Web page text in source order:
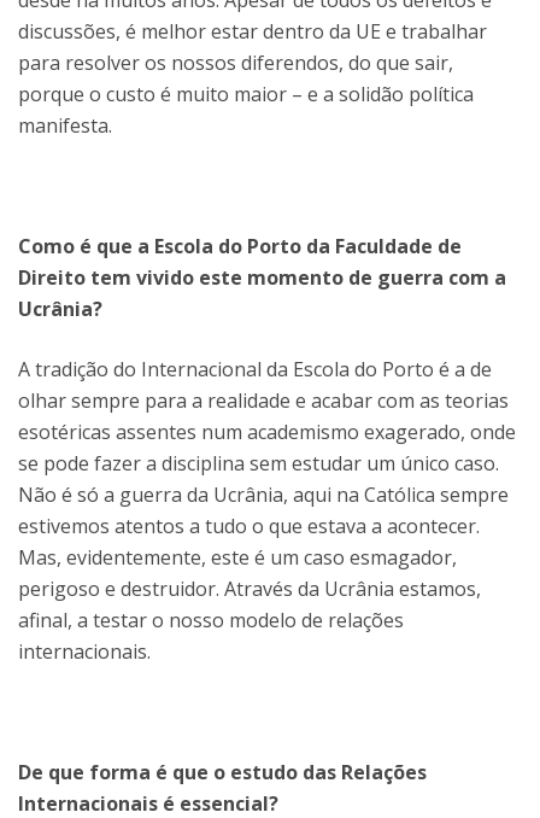
discussões, é melhor estar dentro da UE e trabalhar
para resolver os nossos diferendos, do que sair,
porque o custo é muito maior – e a solidão política
manifesta.
Como é que a Escola do Porto da Faculdade de
Direito tem vivido este momento de guerra com a
Ucrânia?
A tradição do Internacional da Escola do Porto é a de
olhar sempre para a realidade e acabar com as teorias
esotéricas assentes num academismo exagerado, onde
se pode fazer a disciplina sem estudar um único caso.
Não é só a guerra da Ucrânia, aqui na Católica sempre
estivemos atentos a tudo o que estava a acontecer.
Mas, evidentemente, este é um caso esmagador,
perigoso e destruidor. Através da Ucrânia estamos,
afinal, a testar o nosso modelo de relações
internacionais.
De que forma é que o estudo das Relações
Internacionais é essencial?